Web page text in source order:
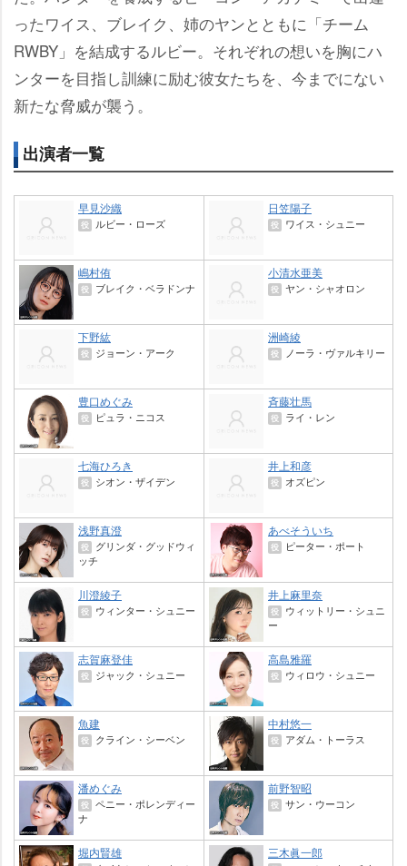
ったワイス、ブレイク、姉のヤンとともに「チーム
RWBY」を結成するルビー。それぞれの想いを胸にハ
ンターを目指し訓練に励む彼女たちを、今までにない
新たな脅威が襲う。
出演者一覧
早見沙織
役 ルビー・ローズ
日笠陽子
役 ワイス・シュニー
嶋村侑
役 ブレイク・ベラドンナ
小清水亜美
役 ヤン・シャオロン
下野紘
役 ジョーン・アーク
洲崎綾
役 ノーラ・ヴァルキリー
豊口めぐみ
役 ピュラ・ニコス
斉藤壮馬
役 ライ・レン
七海ひろき
役 シオン・ザイデン
井上和彦
役 オズピン
浅野真澄
役
グリンダ・グッドウィ
ッチ
あべそういち
役 ピーター・ポート
川澄綾子
役 ウィンター・シュニー
井上麻里奈
役
ウィットリー・シュニ
ー
志賀麻登佳
役 ジャック・シュニー
高島雅羅
役 ウィロウ・シュニー
魚建
役 クライン・シーベン
中村悠一
役 アダム・トーラス
潘めぐみ
役 ペニー・ポレンディー
ナ
前野智昭
役 サン・ウーコン
堀内賢雄 三木眞一郎